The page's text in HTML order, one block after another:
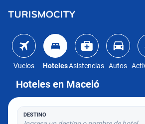
Vuelos HotelesAsistencias Autos
Hoteles en Maceió
DESTINO